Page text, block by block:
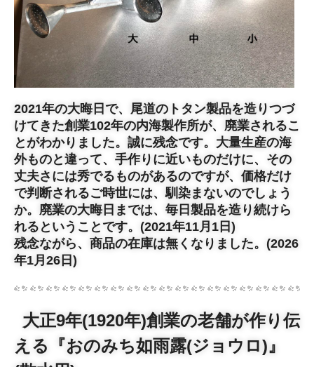
2021年の大晦日で、尾道のトタン製品を造りつづ
けてきた創業102年の内海製作所が、廃業されるこ
とがわかりました。誠に残念です。大量生産の海
外ものと違って、手作りに近いものだけに、その
丈夫さには秀でるものがあるのですが、価格だけ
で判断されるご時世には、馴染まないのでしょう
か。廃業の大晦日までは、毎日製品を造り続けら
れるということです。(2021年11月1日)
残念ながら、商品の在庫は無くなりました。(2026
年1月26日)
大正9年(1920年)創業の老舗が作り伝
える『おのみち如雨露(ジョウロ)』